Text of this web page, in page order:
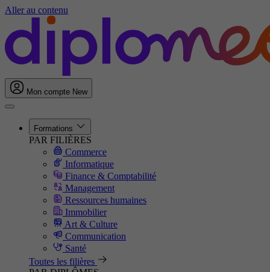
Aller au contenu
Mon compte New
Formations
PAR FILIÈRES
Commerce
Informatique
Finance & Comptabilité
Management
Ressources humaines
Immobilier
Art & Culture
Communication
Santé
Toutes les filières